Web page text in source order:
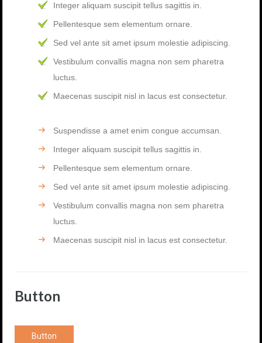
Integer aliquam suscipit tellus sagittis in.
Pellentesque sem elementum ornare.
Sed vel ante sit amet ipsum molestie adipiscing.
Vestibulum convallis magna non sem pharetra
luctus.
Maecenas suscipit nisl in lacus est consectetur.
Suspendisse a amet enim congue accumsan.
Integer aliquam suscipit tellus sagittis in.
Pellentesque sem elementum ornare.
Sed vel ante sit amet ipsum molestie adipiscing.
Vestibulum convallis magna non sem pharetra
luctus.
Maecenas suscipit nisl in lacus est consectetur.
Button
Button